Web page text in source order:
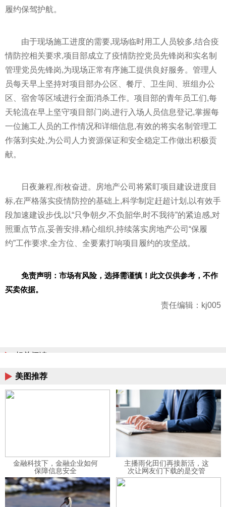
履约保驾护航。
由于现场施工进度的需要,现场临时用工人员较多,结合疫
情防控相关要求,项目部成立了疫情防控党员先锋岗和实名制
管理党员先锋岗,为现场正常有序施工提供良好服务。管理人
员每天早上坚持对项目部办公区、餐厅、卫生间、班组办公
区、宿舍等区域进行全面消杀工作。项目部的青年员工们,每
天轮流在早上坚守项目部门岗,进行入场人员信息登记,掌握每
一位施工人员的工作情况和详细信息,有效的将实名制管理工
作落到实处,为公司人力资源保证和安全稳定工作做出积极贡
献。
日夜兼程,衔枚奋进。房地产公司将紧盯项目建设进度目
标,在严格落实疫情防控的基础上,科学制定赶超计划,以有效手
段加速建设步伐,以“只争朝夕,不负韶华,时不我待”的紧迫感,对
照重点节点,妥善安排,精心组织,持续落实房地产公司“保履
约”工作要求,全方位、全要素打响项目履约的攻坚战。
免责声明：市场有风险，选择需谨慎！此文仅供参考，不作
买卖依据。
责任编辑：kj005
相关阅读
美图推荐
金融科技下，金融企业如何
保障信息安全
主播雨化田们再接新活，这
次让网友们下载的是交管
12123APP